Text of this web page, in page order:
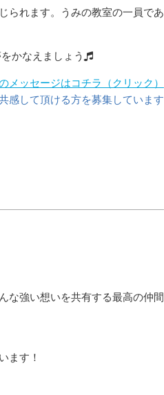
られます。うみの教室の一員であ
かなえましょう
メッセージはコチラ（クリック）
感して頂ける方を募集しています
な強い想いを共有する最高の仲間
ます！